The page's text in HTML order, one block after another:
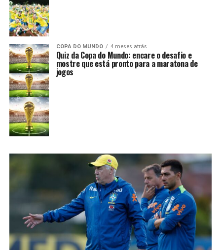
COPA DO MUNDO 4 meses atrás
Quiz da Copa do Mundo: encare o desafio e
mostre que está pronto para a maratona de
jogos